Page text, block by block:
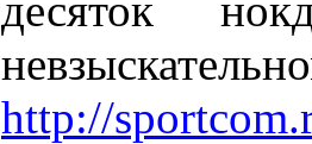
http://